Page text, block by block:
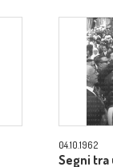
04.10.1962
Segni tra